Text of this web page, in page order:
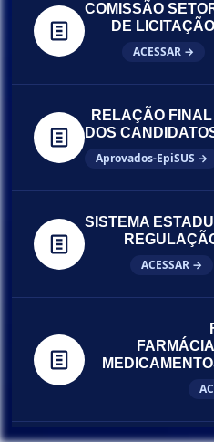
COMISSÃO
DE LICITAÇÃO
ACESSAR →
RELAÇÃO FINAL
DOS
Aprovados-EpiSUS →
SISTEMA
ACESSAR →